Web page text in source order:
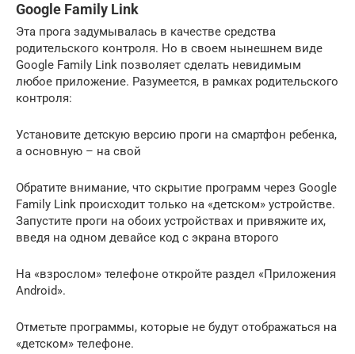
Google Family Link
Эта прога задумывалась в качестве средства
родительского контроля. Но в своем нынешнем виде
Google Family Link позволяет сделать невидимым
любое приложение. Разумеется, в рамках родительского
контроля:
Установите детскую версию проги на смартфон ребенка,
а основную – на свой
Обратите внимание, что скрытие программ через Google
Family Link происходит только на «детском» устройстве.
Запустите проги на обоих устройствах и привяжите их,
введя на одном девайсе код с экрана второго
На «взрослом» телефоне откройте раздел «Приложения
Android».
Отметьте программы, которые не будут отображаться на
«детском» телефоне.